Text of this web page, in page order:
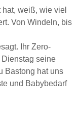
weiß, wie viel
Von Windeln, bis
Ihr Zero-
Dienstag seine
Bastong hat uns
und Babybedarf